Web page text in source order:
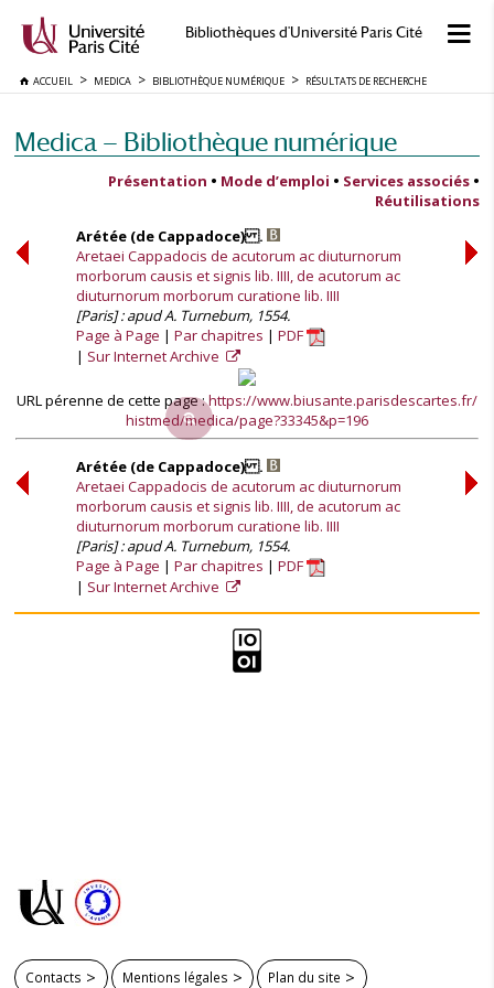
Bibliothèques d'Université Paris Cité
ACCUEIL MEDICA BIBLIOTHÈQUE NUMÉRIQUE RÉSULTATS DE RECHERCHE
Medica — Bibliothèque numérique
Présentation • Mode d’emploi • Services associés •
Réutilisations
Arétée (de Cappadoce) .
Aretaei Cappadocis de acutorum ac diuturnorum
morborum causis et signis lib. IIII, de acutorum ac
diuturnorum morborum curatione lib. IIII
[Paris] : apud A. Turnebum, 1554.
Page à Page
Par chapitres
PDF
Sur Internet Archive
URL pérenne de cette page :https://www.biusante.parisdescartes.fr/
histmed/medica/page?33345&p=196
Arétée (de Cappadoce) .
Aretaei Cappadocis de acutorum ac diuturnorum
morborum causis et signis lib. IIII, de acutorum ac
diuturnorum morborum curatione lib. IIII
[Paris] : apud A. Turnebum, 1554.
Page à Page
Par chapitres
PDF
Sur Internet Archive
Contacts Mentions légales Plan du site